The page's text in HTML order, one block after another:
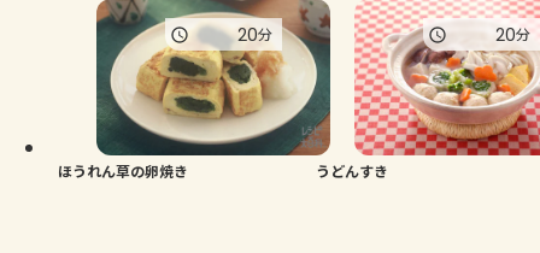
ほうれん草の卵焼き
20分
うどんすき
20分